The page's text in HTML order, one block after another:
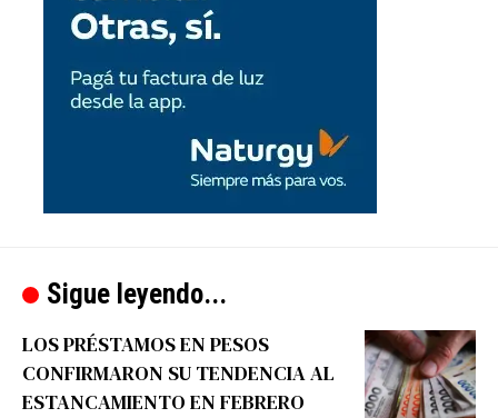
Sigue leyendo...
LOS PRÉSTAMOS EN PESOS
CONFIRMARON SU TENDENCIA AL
ESTANCAMIENTO EN FEBRERO